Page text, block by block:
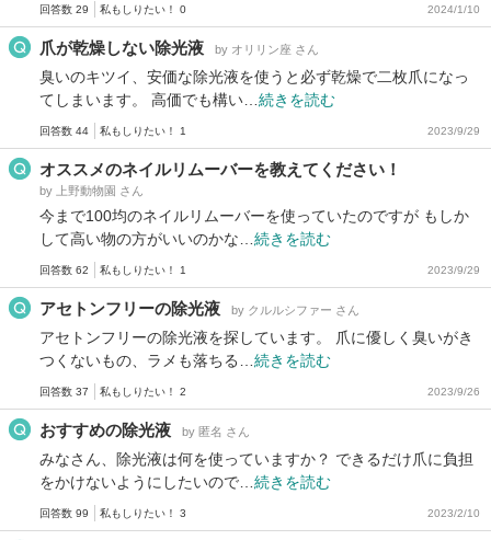
回答数 29 私もしりたい！ 0 2024/1/10
爪が乾燥しない除光液 by オリリン座 さん
臭いのキツイ、安価な除光液を使うと必ず乾燥で二枚爪になっ
てしまいます。 高価でも構い… 続きを読む
回答数 44 私もしりたい！ 1 2023/9/29
オススメのネイルリムーバーを教えてください！
by 上野動物園 さん
今まで100均のネイルリムーバーを使っていたのですが もしか
して高い物の方がいいのかな… 続きを読む
回答数 62 私もしりたい！ 1 2023/9/29
アセトンフリーの除光液 by クルルシファー さん
アセトンフリーの除光液を探しています。 爪に優しく臭いがき
つくないもの、ラメも落ちる… 続きを読む
回答数 37 私もしりたい！ 2 2023/9/26
おすすめの除光液 by 匿名 さん
みなさん、除光液は何を使っていますか？ できるだけ爪に負担
をかけないようにしたいので… 続きを読む
回答数 99 私もしりたい！ 3 2023/2/10